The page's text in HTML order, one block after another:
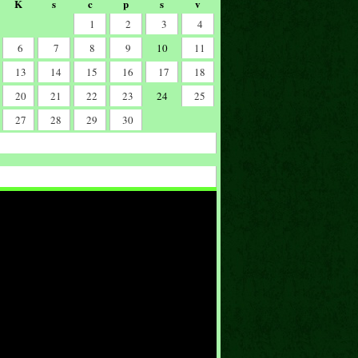
K s c p s v
1 2 3
4
6 7 8 9 10
11
13 14 15 16 17
18
20 21 22 23 24
25
27 28 29
30